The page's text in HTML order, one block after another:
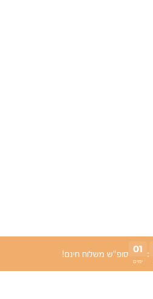
01
ימים
: סופ"ש משלוח חינם!